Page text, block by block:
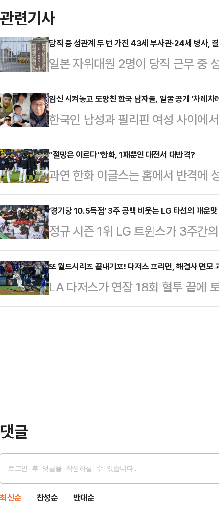
관련기사
당직 중 성관계 두 번 가진 43세 부사관·24세 병사,
일본 자위대원 2명이 당직 근무 중
받게 됐다.22일 오키나와타임즈
부사관 A(43·남)씨와 병사 B(24·
내렸다.제15고사특과연대 소속인
4일 당직 근무 중 부대에서 성관계
부대에 스스로 신고하면서 드러났
고 반성의 뜻을 나타내고 있다"고
임신 시켜놓고 도망친 한국 남자들, 얼굴 공개 '차례차
한국인 남성과 필리핀 여성 사이에
(Kopino)'와 그들의 아버지로 지목
민단체 '양육비를 해결하는 사람들
지난 25일 자신의 소셜미디어
개하며 이들의 소재 파악, 친자 확
고 밝혔다.그는 "2014년에 출생한
있다"면서 한 남성이 코피노 자녀
활동가는 지난…
“절망은 이르다”한화, 1패뿐인 대전서 대반격?
과연 한화 이글스는 홈에서 반격에
LG 트윈스와의 프로야구 2025
제) 1, 2차전을 모두 내줬다.역대
확률은 무려 90.48%(21번 중 19
률은 10%도 되지 않는다는 의미이
(PO)의 기세가 한풀 꺾였지만 아직
1위 LG와 16번 만나 7승 1무 8패
‘경기당 10.5득점’ 3주 공백 비웃는 LG 타선의 매운맛
정규 시즌 1위 LG 트윈스가 3주간
으로 한국시리즈 우승에 다가서고
에서 ‘2025 KBO 포스트시즌 한국
원정 3차전을 치른다.3차전 선발
세가 나선다. 지금까지 한국시리즈
또 월드시리즈 끝내기포! 다저스 프리먼, 해결사 면
LA 다저스가 연장 18회 혈투 끝에
즈에서 한 발 앞서나갔다.다저스는
댓글
최신순 찬성순 반대순